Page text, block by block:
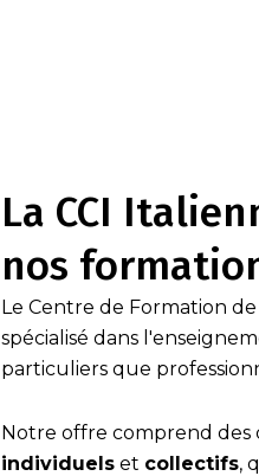
La CCI
nos
Le Centre de Formation
spécialisé dans
particuliers que
Notre offre comprend des
individuels et collectifs,